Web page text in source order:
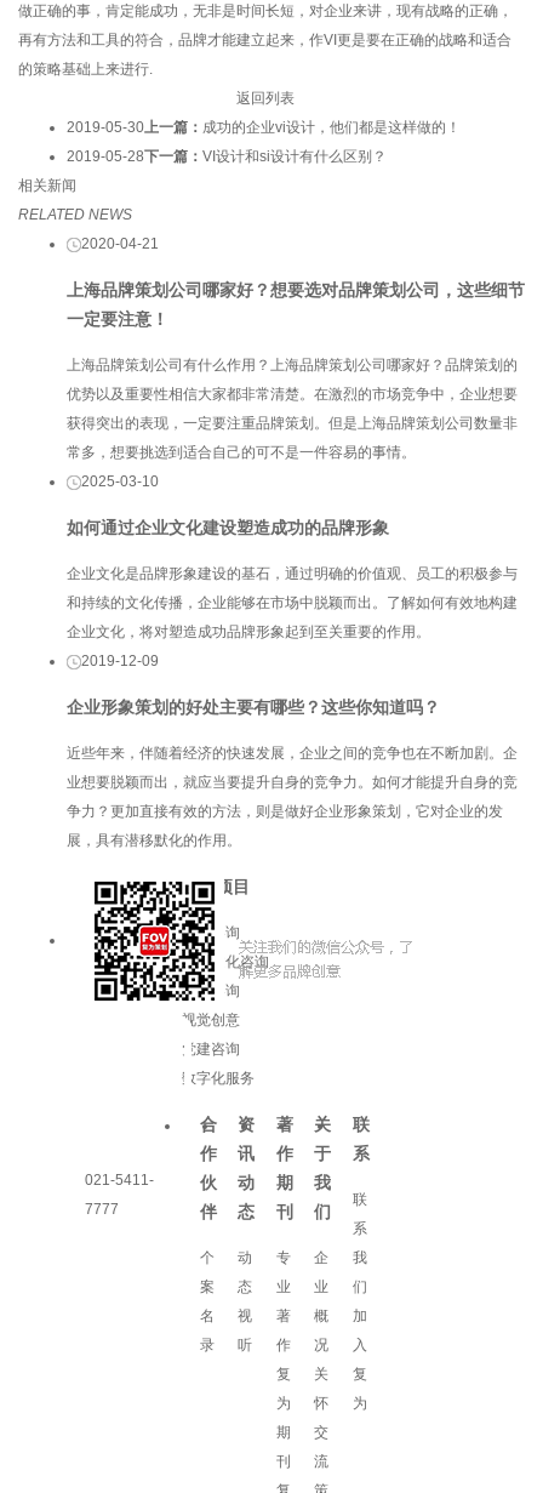
做正确的事，肯定能成功，无非是时间长短，对企业来讲，现有战略的正确，
再有方法和工具的符合，品牌才能建立起来，作VI更是要在正确的战略和适合
的策略基础上来进行.
返回列表
2019-05-30上一篇： 成功的企业vi设计，他们都是这样做的！
2019-05-28下一篇： VI设计和si设计有什么区别？
相关新闻
RELATED NEWS
2020-04-21
上海品牌策划公司哪家好？想要选对品牌策划公司，这些细节
一定要注意！
上海品牌策划公司有什么作用？上海品牌策划公司哪家好？品牌策划的
优势以及重要性相信大家都非常清楚。在激烈的市场竞争中，企业想要
获得突出的表现，一定要注重品牌策划。但是上海品牌策划公司数量非
常多，想要挑选到适合自己的可不是一件容易的事情。
2025-03-10
如何通过企业文化建设塑造成功的品牌形象
企业文化是品牌形象建设的基石，通过明确的价值观、员工的积极参与
和持续的文化传播，企业能够在市场中脱颖而出。了解如何有效地构建
企业文化，将对塑造成功品牌形象起到至关重要的作用。
2019-12-09
企业形象策划的好处主要有哪些？这些你知道吗？
近些年来，伴随着经济的快速发展，企业之间的竞争也在不断加剧。企
业想要脱颖而出，就应当要提升自身的竞争力。如何才能提升自身的竞
争力？更加直接有效的方法，则是做好企业形象策划，它对企业的发
展，具有潜移默化的作用。
021-5411-
7777
服务项目
品牌咨询
企业文化咨询
增长咨询
视觉创意
党建咨询
数字化服务
合
作
伙
伴
个
案
名
录
资
讯
动
态
动
态
视
听
著
作
期
刊
专
业
著
作
复
为
期
刊
关
于
我
们
企
业
概
况
关
怀
交
流
联
系
联
系
我
们
加
入
复
为